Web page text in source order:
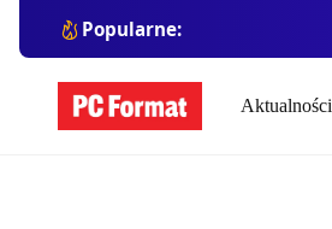
Popularne:
Aktualności